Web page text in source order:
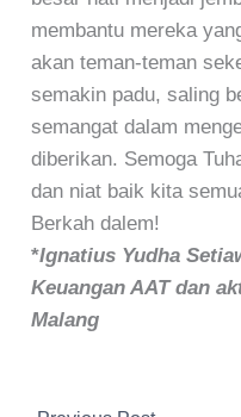
membantu mereka
akan teman-teman
semakin padu, saling
semangat dalam
diberikan. Semoga
dan niat baik kita
Berkah dalem!
*Ignatius Yudha
Keuangan AAT dan
Malang